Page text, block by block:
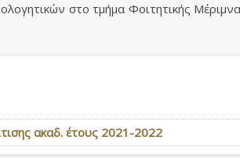
στο τμήμα Φοιτητικής
ακαδ. έτους 2021-2022